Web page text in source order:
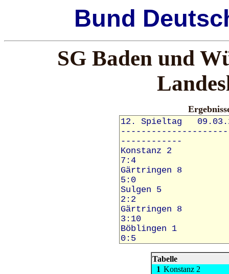
Bund
SG Baden und
Tabelle
1 Konstanz 2